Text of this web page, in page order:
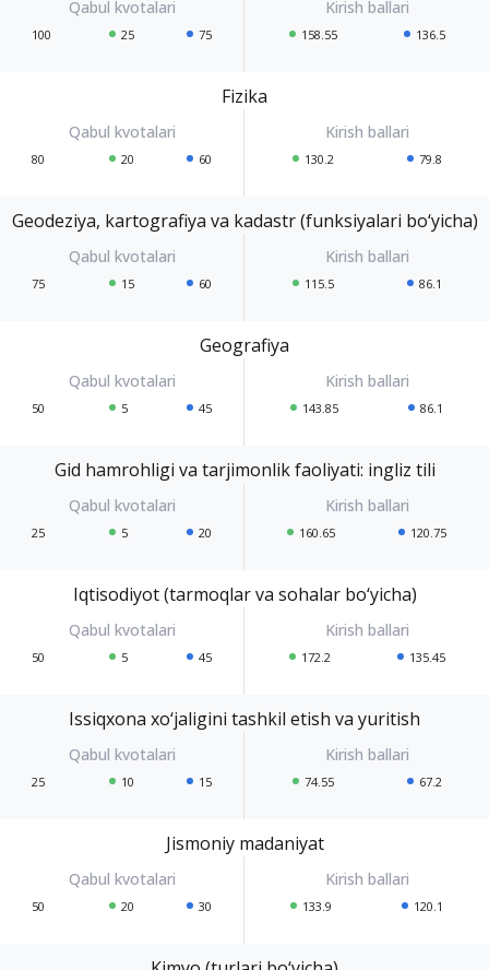
100 25 75 158.55 136.5
Fizika
80 20 60 130.2 79.8
Geodeziya, kartografiya va kadastr (funksiyalari bo‘yicha)
75 15 60 115.5 86.1
Geografiya
50 5 45 143.85 86.1
Gid hamrohligi va tarjimonlik faoliyati: ingliz tili
25 5 20 160.65 120.75
Iqtisodiyot (tarmoqlar va sohalar bo‘yicha)
50 5 45 172.2 135.45
Issiqxona xo‘jaligini tashkil etish va yuritish
25 10 15 74.55 67.2
Jismoniy madaniyat
50 20 30 133.9 120.1